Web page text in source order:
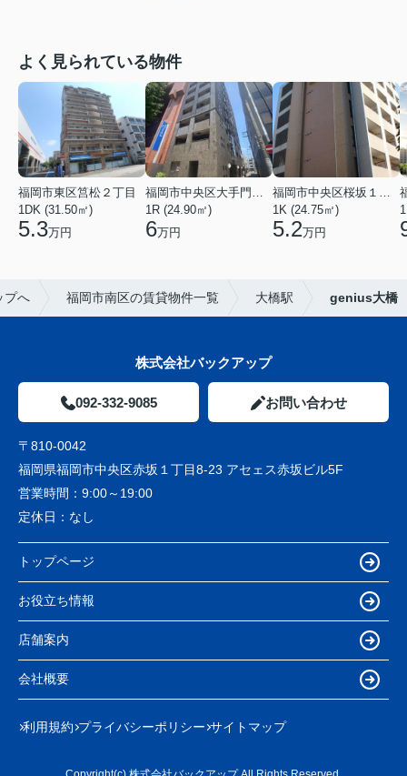
よく見られている物件
福岡市東区筥松２丁目
1DK (31.50㎡)
5.3万円
1R (24.90㎡)
6万円
1K (24.75㎡)
5.2万円
プへ 福岡市南区の賃貸物件一覧 大橋駅 genius大橋
株式会社バックアップ
092-332-9085 お問い合わせ
〒810-0042
福岡県福岡市中央区赤坂１丁目8-23 アセェス赤坂ビル5F
営業時間： 9:00～19:00
定休日： なし
トップページ
お役立ち情報
店舗案内
会社概要
利用規約 プライバシーポリシー サイトマップ